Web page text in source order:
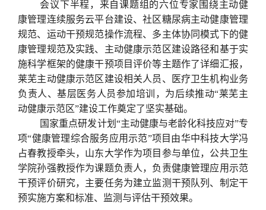
会议下半程，来自课题组的六位专家围绕主动健
康管理连续服务云平台建设、社区糖尿病主动健康管理
规范、运动干预规范操作流程、多主体协同模式下的健
康管理规范及实践、主动健康示范区建设路径和基于实
施科学框架的健康干预项目评价等主题作了详细汇报，
莱芜主动健康示范区建设相关人员、医疗卫生机构业务
负责人、基层医务人员参加培训，为后续推动“莱芜主
动健康示范区”建设工作奠定了坚实基础。
国家重点研发计划“主动健康与老龄化科技应对”专
项“健康管理综合服务应用示范”项目由华中科技大学冯
占春教授牵头，山东大学作为项目参与单位，公共卫生
学院孙强教授作为课题负责人，负责健康管理应用示范
干预评价研究，主要任务为建立监测干预队列、制定干
预实施方案和标准、监测与评估干预效果。